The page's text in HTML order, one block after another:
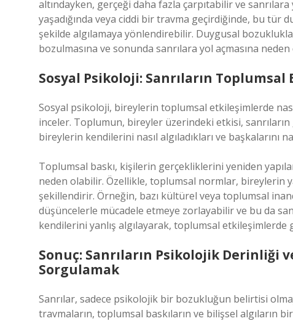
altındayken, gerçeği daha fazla çarpıtabilir ve
yaşadığında veya ciddi bir travma geçirdiğinde, bu tür
şekilde algılamaya yönlendirebilir. Duygusal
bozulmasına ve sonunda sanrılara yol açmasına
Sosyal Psikoloji: Sanrıların Toplumsal
Sosyal psikoloji, bireylerin toplumsal etkileşimlerde
inceler. Toplumun, bireyler üzerindeki etkisi,
bireylerin kendilerini nasıl algıladıkları ve
Toplumsal baskı, kişilerin gerçekliklerini yeniden
neden olabilir. Özellikle, toplumsal normlar, bireylerin
şekillendirir. Örneğin, bazı kültürel veya toplumsal
düşüncelerle mücadele etmeye zorlayabilir ve bu da
kendilerini yanlış algılayarak, toplumsal
Sonuç: Sanrıların Psikolojik Derinliği
Sorgulamak
Sanrılar, sadece psikolojik bir bozukluğun belirtisi
travmaların, toplumsal baskıların ve bilişsel algıların